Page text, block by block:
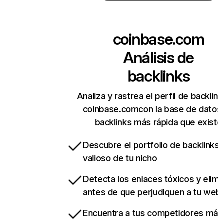
coinbase.com
Análisis de
backlinks
Analiza y rastrea el perfil de
coinbase.comcon la base de
backlinks más rápida que
Descubre el portfolio de
valioso de tu nicho
Detecta los enlaces tóxicos y
antes de que perjudiquen a tu
Encuentra a tus competidores